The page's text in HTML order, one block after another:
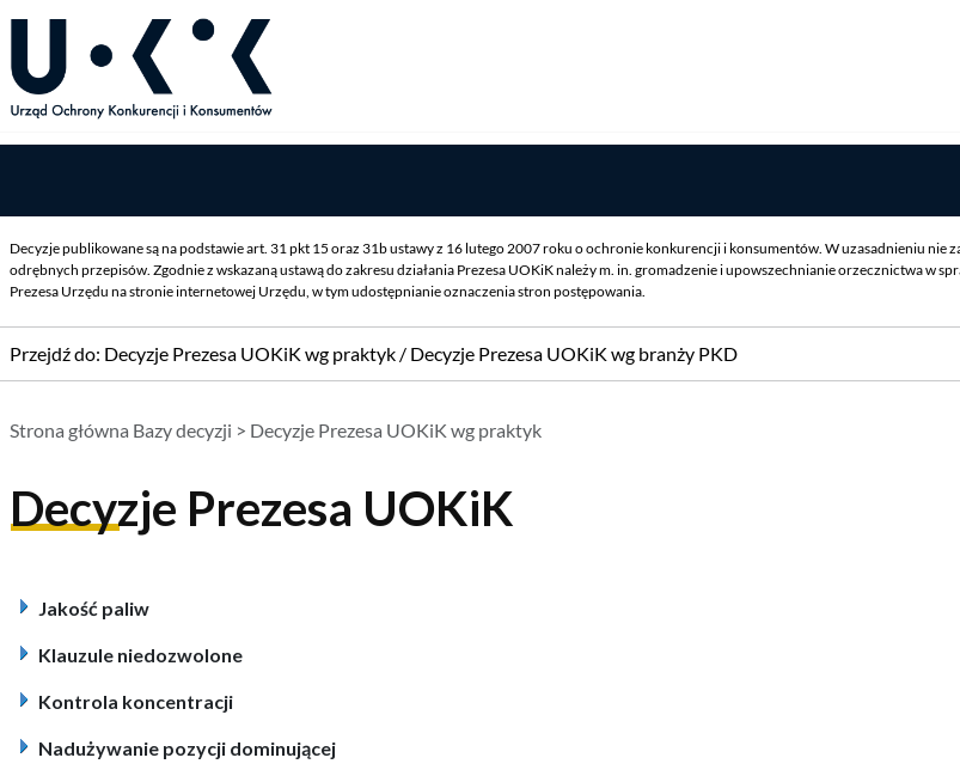
Decyzje publikowane są na podstawie art. 31 pkt 15 oraz 31b ustawy z 16 lutego 2007 roku o ochronie konkurencji i konsumentów. W uzasadnieniu
odrębnych przepisów. Zgodnie z wskazaną ustawą do zakresu działania Prezesa UOKiK należy m. in. gromadzenie i upowszechnianie orzecznictwa w
Prezesa Urzędu na stronie internetowej Urzędu, w tym udostępnianie oznaczenia stron postępowania.
Przejdź do: Decyzje Prezesa UOKiK wg praktyk/ Decyzje Prezesa UOKiK wg branży PKD
Strona główna Bazy decyzji > Decyzje Prezesa UOKiK wg praktyk
Decyzje Prezesa UOKiK
Jakość paliw
Klauzule niedozwolone
Kontrola koncentracji
Nadużywanie pozycji dominującej